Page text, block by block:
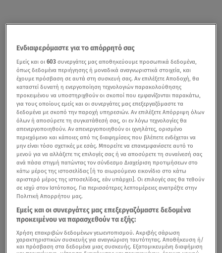
Ενδιαφερόμαστε για το απόρρητό σας
Εμείς και οι603 συνεργάτες μας αποθηκεύουμε προσωπικά δεδομένα,
όπως δεδομένα περιήγησης ή μοναδικά αναγνωριστικά στοιχεία, και
έχουμε πρόσβαση σε αυτά στη συσκευή σας. Αν επιλέξετε Αποδοχή, θα
καταστεί δυνατή η ενεργοποίηση τεχνολογιών παρακολούθησης
προκειμένου να υποστηριχθούν οι σκοποί που εμφανίζονται παρακάτω,
για τους οποίους εμείς και οι συνεργάτες μας επεξεργαζόμαστε τα
δεδομένα με σκοπό την παροχή υπηρεσιών. Αν επιλέξετε Απόρριψη όλων
όλων ή αποσύρετε τη συγκατάθεσή σας, οι εν λόγω τεχνολογίες θα
απενεργοποιηθούν. Αν απενεργοποιηθούν οι ιχνηλάτες, ορισμένο
περιεχόμενο και κάποιες από τις διαφημίσεις που βλέπετε ενδέχεται να
μην είναι τόσο σχετικές με εσάς. Μπορείτε να επανεμφανίσετε αυτό το
μενού για να αλλάξετε τις επιλογές σας ή να αποσύρετε τη συναίνεσή σας
ανά πάσα στιγμή πατώντας τον σύνδεσμο Διαχείριση προτιμήσεων στο
κάτω μέρος της ιστοσελίδας [ή το αιωρούμενο εικονίδιο στο κάτω
αριστερό μέρος της ιστοσελίδας, εάν υπάρχει]. Οι επιλογές σας θα τεθούν
σε ισχύ στον Ιστότοπος. Για περισσότερες λεπτομέρειες ανατρέξτε στην
Πολιτική Απορρήτου μας.
Εμείς και οι συνεργάτες μας επεξεργαζόμαστε δεδομένα
προκειμένου να παρασχεθούν τα εξής:
Χρήση επακριβών δεδομένων γεωεντοπισμού. Ακριβής σάρωση
χαρακτηριστικών συσκευής για αναγνώριση ταυτότητας. Αποθήκευση ή/
και πρόσβαση στα δεδομένα μιας συσκευής. Εξατομικευμένη διαφήμιση